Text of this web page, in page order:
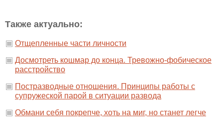
Также актуально:
Отщепленные части личности
Досмотреть кошмар до конца. Тревожно-фобическое
расстройство
Постразводные отношения. Принципы работы с
супружеской парой в ситуации развода
Обмани себя покрепче, хоть на миг, но станет легче